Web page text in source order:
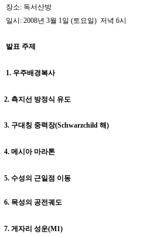
장소: 독서산방
일시: 2008년 3월 1일 (토요일) 저녁 6시
발표 주제
1. 우주배경복사
2. 측지선 방정식 유도
3. 구대칭 중력장(Schwarzchild 해)
4. 메시아 마라톤
5. 수성의 근일점 이동
6. 목성의 공전궤도
7. 게자리 성운(M1)